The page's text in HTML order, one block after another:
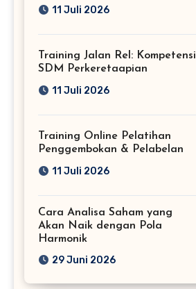
11 Juli 2026
Training Jalan Rel: Kompetensi
SDM Perkeretaapian
11 Juli 2026
Training Online Pelatihan
Penggembokan & Pelabelan
11 Juli 2026
Cara Analisa Saham yang
Akan Naik dengan Pola
Harmonik
29 Juni 2026